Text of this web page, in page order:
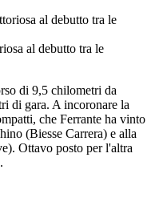
al debutto tra le
di 9,5 chilometri da
di gara. A incoronare la
che Ferrante ha vinto
(Biesse Carrera) e alla
Ottavo posto per l'altra